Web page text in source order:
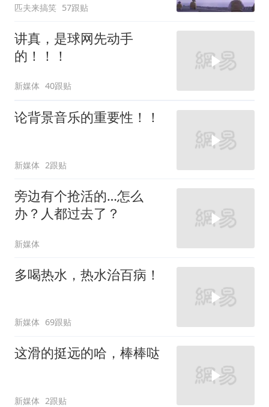
底有多惨？
匹夫来搞笑 57跟贴
讲真，是球网先动手
的！！！
新媒体 40跟贴
论背景音乐的重要性！！
新媒体 2跟贴
旁边有个抢活的…怎么
办？人都过去了？
新媒体
多喝热水，热水治百病！
新媒体 69跟贴
这滑的挺远的哈，棒棒哒
新媒体 2跟贴